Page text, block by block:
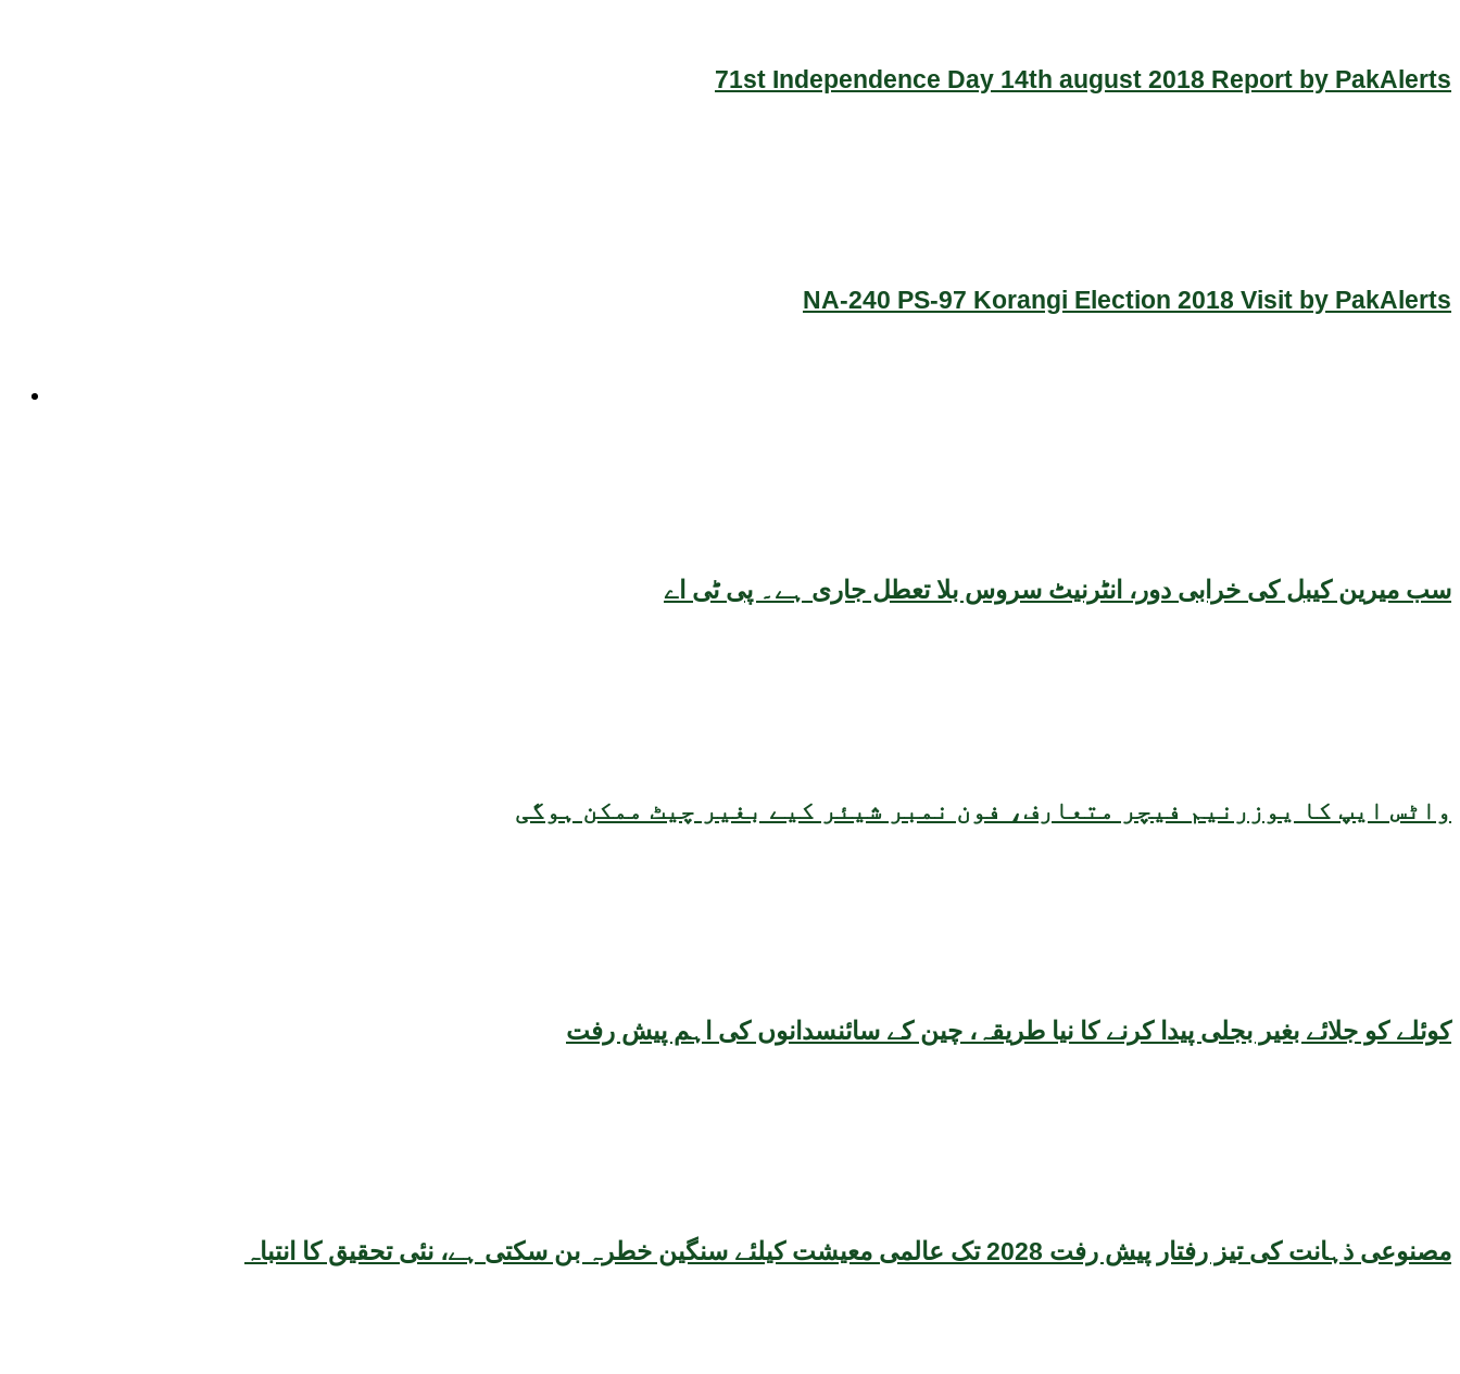
71st Independence Day 14th august 2018 Report by PakAlerts
NA-240 PS-97 Korangi Election 2018 Visit by PakAlerts
سب میرین کیبل کی خرابی دور، انٹرنیٹ سروس بلا تعطل جاری ہے۔ پی ٹی اے
واٹس ایپ کا یوزرنیم فیچر متعارف، فون نمبر شیئر کیے بغیر چیٹ ممکن ہوگی
کوئلے کو جلائے بغیر بجلی پیدا کرنے کا نیا طریقہ، چین کے سائنسدانوں کی اہم پیش رفت
مصنوعی ذہانت کی تیز رفتار پیش رفت 2028 تک عالمی معیشت کیلئے سنگین خطرہ بن سکتی ہے، نئی تحقیق کا انتباہ